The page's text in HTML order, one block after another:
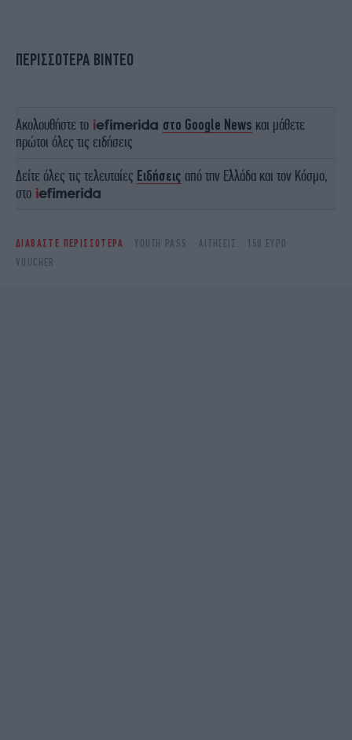
ΠΕΡΙΣΣΟΤΕΡΑ ΒΙΝΤΕΟ
Ακολουθήστε το στο Google News και μάθετε
πρώτοι όλες τις ειδήσεις
Δείτε όλες τις τελευταίες Ειδήσεις από την Ελλάδα και τον Κόσμο,
στο
ΔΙΑΒΑΣΤΕ ΠΕΡΙΣΣΟΤΕΡΑ YOUTH PASS ΑΙΤΉΣΕΙΣ
150 ΕΥΡΏ
VOUCHER